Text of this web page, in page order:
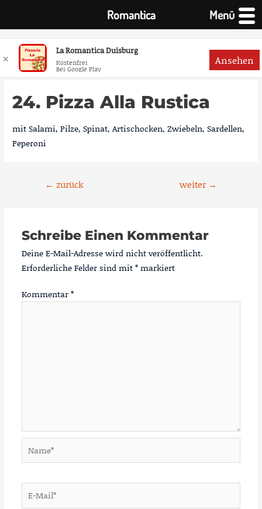
Zum
springen
24. Pizza Alla Rustica
mit Salami, Pilze, Spinat, Artischocken, Zwiebeln, Sardellen,
Peperoni
Beitragsnavigation
← zurück weiter →
Schreibe Einen Kommentar
Deine E-Mail-Adresse wird nicht veröffentlicht.
Erforderliche Felder sind mit*markiert
Kommentar*
Romantica Menü
✕
La Romantica Duisburg
Kostenfrei
Bei Google Play
Ansehen